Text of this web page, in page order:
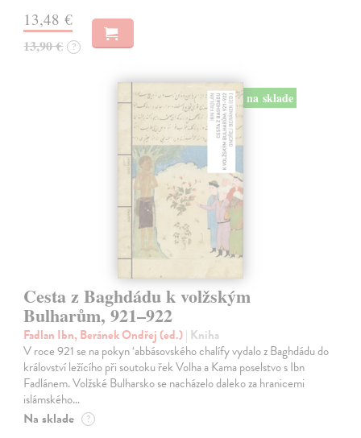
13,48 €
13,90 € ?
na sklade
Cesta z Baghdádu k volžským
Bulharům, 921–922
Fadlan Ibn, Beránek Ondřej (ed.)| Kniha
V roce 921 se na pokyn ‘abbásovského chalífy vydalo z Baghdádu do
království ležícího při soutoku řek Volha a Kama poselstvo s Ibn
Fadlánem. Volžské Bulharsko se nacházelo daleko za hranicemi
islámského…
Na sklade ?